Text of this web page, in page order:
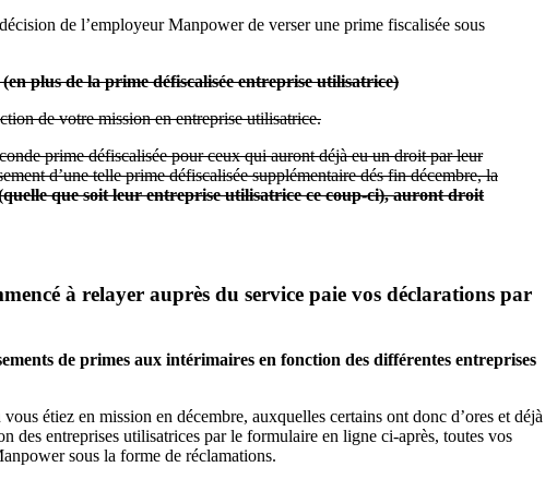
de l’employeur Manpower de verser une prime fiscalisée sous
plus de la prime défiscalisée entreprise utilisatrice)
de votre mission en entreprise utilisatrice.
prime défiscalisée pour ceux qui auront déjà eu un droit par leur
d’une telle prime défiscalisée supplémentaire dés fin décembre, la
que soit leur entreprise utilisatrice ce coup-ci), auront droit
à relayer auprès du service paie vos déclarations par
de primes aux intérimaires en fonction des différentes entreprises
étiez en mission en décembre, auxquelles certains ont donc d’ores et déjà
des entreprises utilisatrices par le formulaire en ligne ci-après, toutes vos
sous la forme de réclamations.